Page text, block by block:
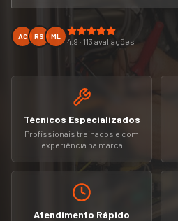
AC RS ML
4.9 · 113 avaliações
Técnicos Especializados
Profissionais treinados e com
experiência na marca
Atendimento Rápido